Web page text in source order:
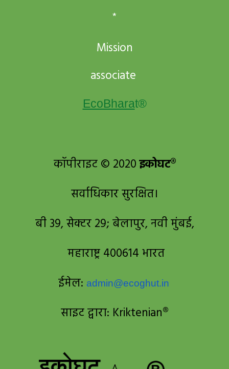
*
Mission
associate
EcoBharat®
कॉपीराइट © 2020इकोघट®
सर्वाधिकार सुरक्षित।
बी 39, सेक्टर 29; बेलापुर, नवी मुंबई,
महाराष्ट्र 400614 भारत
ईमेल: admin@ecoghut.in
साइट द्वारा: Kriktenian®